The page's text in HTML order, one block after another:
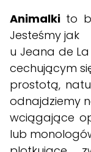
Animalki to
Jesteśmy jak
u Jeana de
cechującym
prostotą,
odnajdziemy
wciągające
lub